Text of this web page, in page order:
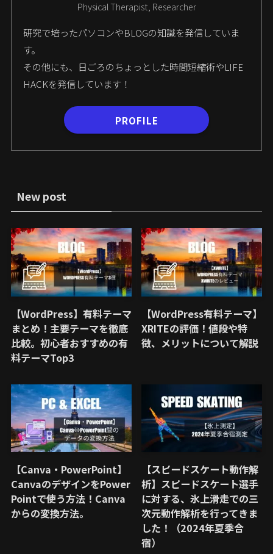
Physical Therapist, Researcher
研究で培ったパソコンやBLOGの知識を発信していま
す。
その他にも、日ごろのちょっとした時間短縮術やLIFE
HACKを発信しています！
PROFILE
New post
【WordPress】有料テーマ
まとめ！主要テーマを徹底
比較。初心者おすすめの有
料テーマTop3
【WordPress有料テーマ】
XRITEの評価！値段や特
徴、メリットについて解説
【Canva・PowerPoint】
CanvaのデザインをPower
Pointで使う方法！Canva
からの変換方法。
【スピードスケート動作解
析】スピードスケート選手
に対する、氷上滑走での三
次元動作解析を行ってきま
した！（2024年夏季合
宿）